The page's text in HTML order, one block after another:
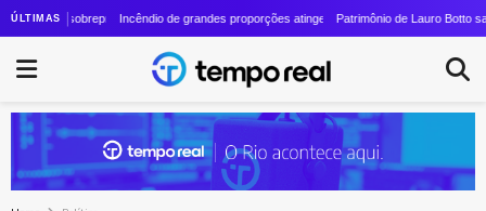
ÚLTIMAS
em quatro anos
sobrepreço de R$ 20 milhões em contrato de R$ 56 milhões
Incêndio de grandes proporções atinge o Parque Estadual do Grajaú
Patrimônio de Lauro Botto salta de R$